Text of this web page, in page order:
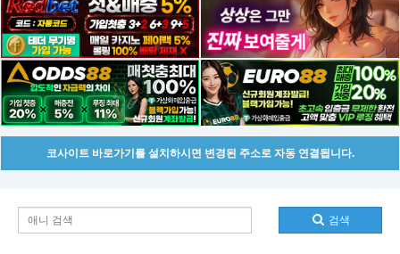
코사이트 바로가기를 설치하시면 변경된 주소로 자동 연결됩니다.
검색